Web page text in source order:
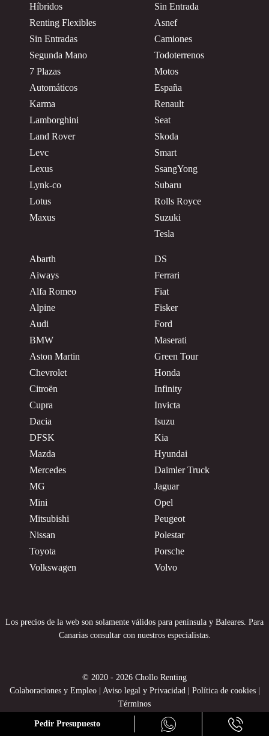
Híbridos
Renting Flexibles
Sin Entradas
Segunda Mano
7 Plazas
Automáticos
Karma
Lamborghini
Land Rover
Levc
Lexus
Lynk-co
Lotus
Maxus
Abarth
Aiways
Alfa Romeo
Alpine
Audi
BMW
Aston Martin
Chevrolet
Citroën
Cupra
Dacia
DFSK
Mazda
Mercedes
MG
Mini
Mitsubishi
Nissan
Toyota
Volkswagen
DS
Ferrari
Fiat
Fisker
Ford
Maserati
Green Tour
Honda
Infinity
Invicta
Isuzu
Kia
Hyundai
Daimler Truck
Jaguar
Opel
Peugeot
Polestar
Porsche
Volvo
Sin Entrada
Asnef
Camiones
Todoterrenos
Motos
España
Renault
Seat
Skoda
Smart
SsangYong
Subaru
Rolls Royce
Suzuki
Tesla
Los precios de la web son solamente válidos para península y Baleares. Para
Canarias consultar con nuestros especialistas.
© 2020 - 2026 Chollo Renting
Colaboraciones y Empleo| Aviso legal y Privacidad Política de cookies|
Términos
Pedir Presupuesto